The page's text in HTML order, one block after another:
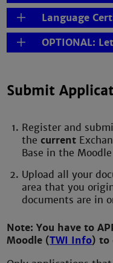
Language
OPTIONAL:
Submit
Register and
thecurrent
Base in the
Upload all your
area that you
documents are in
Note: You have to
Moodle (TWI Info) to